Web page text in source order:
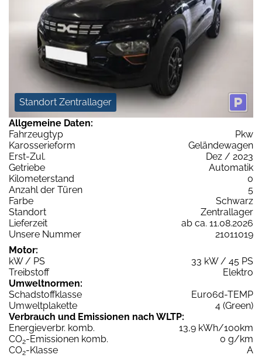
Standort Zentrallager
Allgemeine Daten:
Fahrzeugtyp
Pkw
Karosserieform
Geländewagen
Erst-Zul.
Dez / 2023
Getriebe
Automatik
Kilometerstand
0
Anzahl der Türen
5
Farbe
Schwarz
Standort
Zentrallager
Lieferzeit
ab ca. 11.08.2026
Unsere Nummer
21011019
Motor:
kW / PS
33 kW / 45 PS
Treibstoff
Elektro
Umweltnormen:
Schadstoffklasse
Euro6d-TEMP
Umweltplakette
4 (Green)
Verbrauch und Emissionen nach WLTP:
Energieverbr. komb.
13,9 kWh/100km
CO2-Emissionen komb.
0 g/km
CO2-Klasse
A